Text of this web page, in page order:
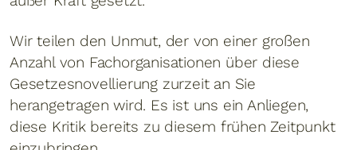
Wir teilen den Unmut, der von einer großen
Anzahl von Fachorganisationen über diese
Gesetzesnovellierung zurzeit an Sie
herangetragen wird. Es ist uns ein Anliegen,
diese Kritik bereits zu diesem frühen Zeitpunkt